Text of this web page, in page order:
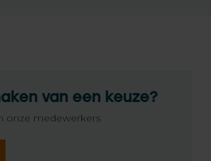
van een keuze?
onze medewerkers